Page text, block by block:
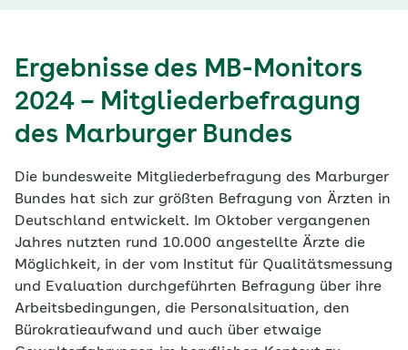
Ergebnisse des MB-Monitors
2024 – Mitgliederbefragung
des Marburger Bundes
Die bundesweite Mitgliederbefragung des Marburger
Bundes hat sich zur größten Befragung von Ärzten in
Deutschland entwickelt. Im Oktober vergangenen
Jahres nutzten rund 10.000 angestellte Ärzte die
Möglichkeit, in der vom Institut für Qualitätsmessung
und Evaluation durchgeführten Befragung über ihre
Arbeitsbedingungen, die Personalsituation, den
Bürokratieaufwand und auch über etwaige